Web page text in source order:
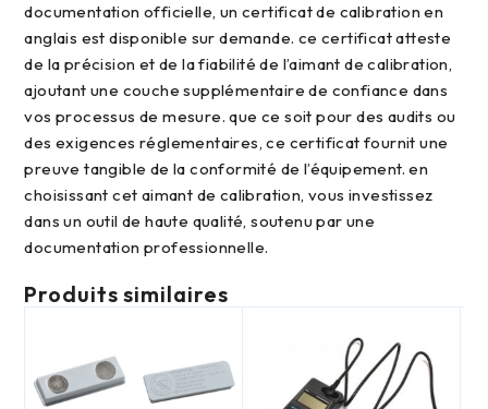
documentation officielle, un certificat de calibration en
anglais est disponible sur demande. ce certificat atteste
de la précision et de la fiabilité de l’aimant de calibration,
ajoutant une couche supplémentaire de confiance dans
vos processus de mesure. que ce soit pour des audits ou
des exigences réglementaires, ce certificat fournit une
preuve tangible de la conformité de l’équipement. en
choisissant cet aimant de calibration, vous investissez
dans un outil de haute qualité, soutenu par une
documentation professionnelle.
Produits similaires